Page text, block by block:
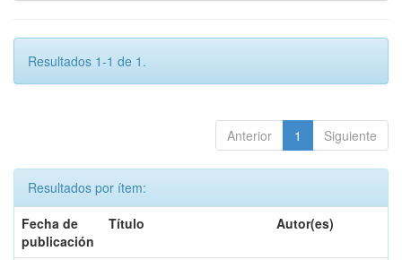
Resultados 1-1 de 1.
Anterior 1 Siguiente
Resultados por ítem:
Fecha de
publicación
Título Autor(es)